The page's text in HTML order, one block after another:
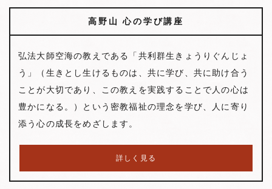
高野山 心の学び講座
弘法大師空海の教えである「共利群生きょうりぐんじょ
う」（生きとし生けるものは、共に学び、共に助け合う
ことが大切であり、この教えを実践することで人の心は
豊かになる。）という密教福祉の理念を学び、人に寄り
添う心の成長をめざします。
詳しく見る